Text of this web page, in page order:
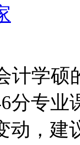
计学硕
分专业
动，建